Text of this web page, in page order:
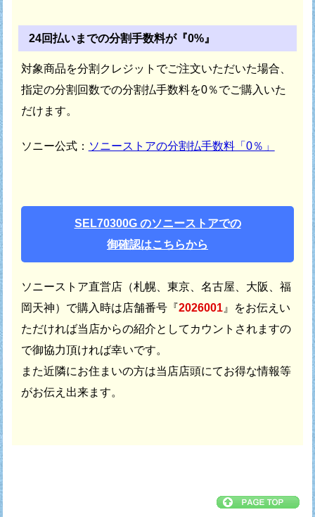
24回払いまでの分割手数料が『0%』
対象商品を分割クレジットでご注文いただいた場合、
指定の分割回数での分割払手数料を0％でご購入いた
だけます。
ソニー公式： ソニーストアの分割払手数料「0％」
SEL70300G のソニーストアでの
御確認はこちらから
ソニーストア直営店（札幌、東京、名古屋、大阪、福
岡天神）で購入時は店舗番号『2026001』をお伝えい
ただければ当店からの紹介としてカウントされますの
で御協力頂ければ幸いです。
また近隣にお住まいの方は当店店頭にてお得な情報等
がお伝え出来ます。